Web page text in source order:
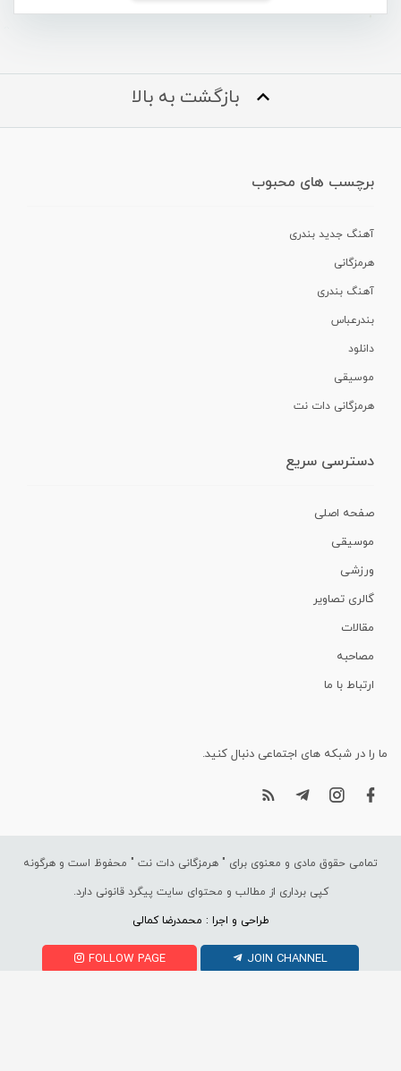
بازگشت به بالا
برچسب های محبوب
آهنگ جدید بندری
هرمزگانی
آهنگ بندری
بندرعباس
دانلود
موسیقی
هرمزگانی دات نت
دسترسی سریع
صفحه اصلی
موسیقی
ورزشی
گالری تصاویر
مقالات
مصاحبه
ارتباط با ما
ما را در شبکه های اجتماعی دنبال کنید.
تمامی حقوق مادی و معنوی برای " هرمزگانی دات نت " محفوظ است و هرگونه
کپی برداری از مطالب و محتوای سایت پیگرد قانونی دارد.
طراحی و اجرا : محمدرضا کمالی
FOLLOW PAGE JOIN CHANNEL